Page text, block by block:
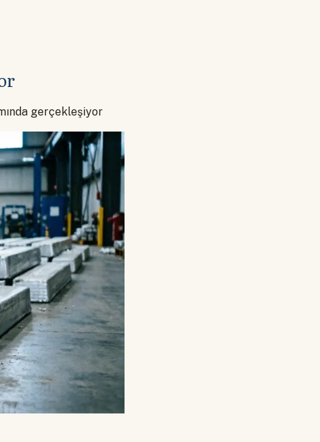
gerçekleşiyor